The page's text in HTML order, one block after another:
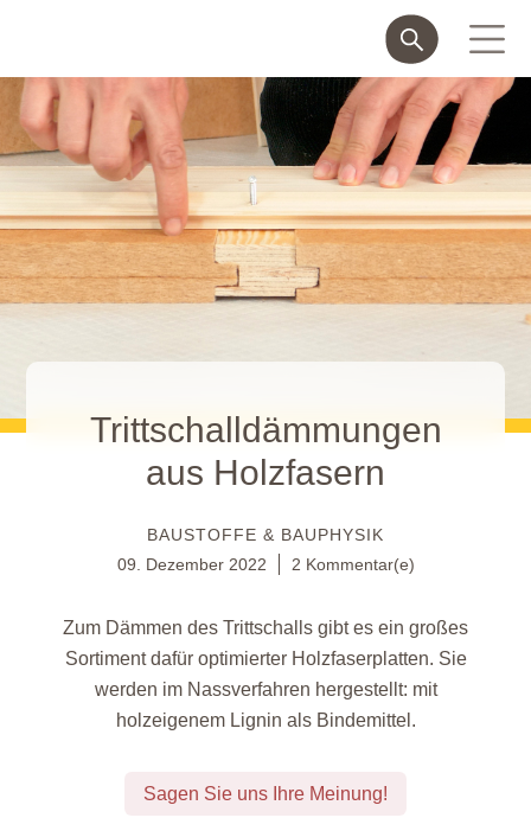
Trittschalldämmungen
aus Holzfasern
BAUSTOFFE & BAUPHYSIK
09. Dezember 2022
2 Kommentar(e)
Zum Dämmen des Trittschalls gibt es ein großes
Sortiment dafür optimierter Holzfaserplatten. Sie
werden im Nassverfahren hergestellt: mit
holzeigenem Lignin als Bindemittel.
Sagen Sie uns Ihre Meinung!